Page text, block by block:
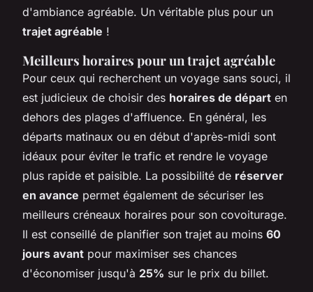
d'ambiance agréable. Un véritable plus pour un
trajet agréable !
Meilleurs horaires pour un trajet agréable
Pour ceux qui recherchent un voyage sans souci, il
est judicieux de choisir des horaires de départ en
dehors des plages d'affluence. En général, les
départs matinaux ou en début d'après-midi sont
idéaux pour éviter le trafic et rendre le voyage
plus rapide et paisible. La possibilité de réserver
en avance permet également de sécuriser les
meilleurs créneaux horaires pour son covoiturage.
Il est conseillé de planifier son trajet au moins 60
jours avant pour maximiser ses chances
d'économiser jusqu'à 25% sur le prix du billet.